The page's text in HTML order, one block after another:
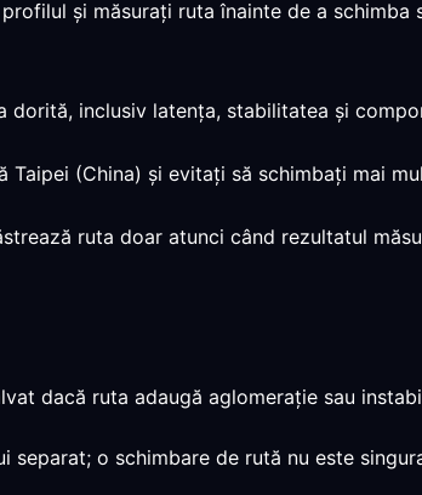
și măsurați ruta înainte de a schimba
dorită, inclusiv latența, stabilitatea și
(China) și evitați să schimbați mai
ruta doar atunci când rezultatul
dacă ruta adaugă aglomerație sau
o schimbare de rută nu este